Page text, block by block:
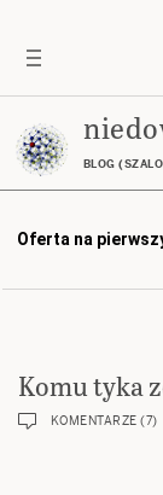
BLOG
Oferta na
Komu tyka
KOMENTARZE (7)